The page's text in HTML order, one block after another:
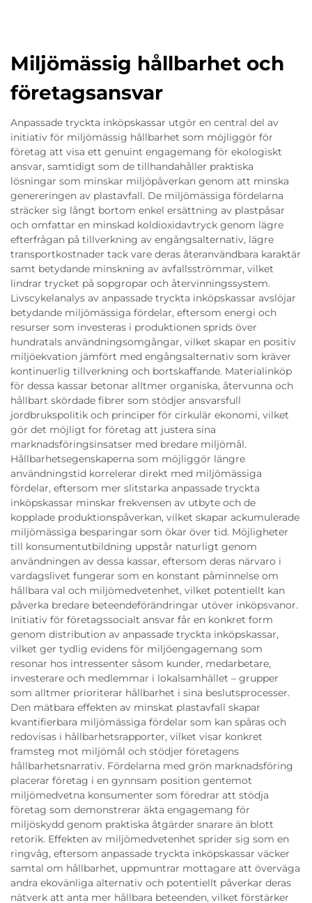
Miljömässig hållbarhet och
företagsansvar
Anpassade tryckta inköpskassar utgör en central del av
initiativ för miljömässig hållbarhet som möjliggör för
företag att visa ett genuint engagemang för ekologiskt
ansvar, samtidigt som de tillhandahåller praktiska
lösningar som minskar miljöpåverkan genom att minska
genereringen av plastavfall. De miljömässiga fördelarna
sträcker sig långt bortom enkel ersättning av plastpåsar
och omfattar en minskad koldioxidavtryck genom lägre
efterfrågan på tillverkning av engångsalternativ, lägre
transportkostnader tack vare deras återanvändbara karaktär
samt betydande minskning av avfallsströmmar, vilket
lindrar trycket på sopgropar och återvinningssystem.
Livscykelanalys av anpassade tryckta inköpskassar avslöjar
betydande miljömässiga fördelar, eftersom energi och
resurser som investeras i produktionen sprids över
hundratals användningsomgångar, vilket skapar en positiv
miljöekvation jämfört med engångsalternativ som kräver
kontinuerlig tillverkning och bortskaffande. Materialinköp
för dessa kassar betonar alltmer organiska, återvunna och
hållbart skördade fibrer som stödjer ansvarsfull
jordbrukspolitik och principer för cirkulär ekonomi, vilket
gör det möjligt for företag att justera sina
marknadsföringsinsatser med bredare miljömål.
Hållbarhetsegenskaperna som möjliggör längre
användningstid korrelerar direkt med miljömässiga
fördelar, eftersom mer slitstarka anpassade tryckta
inköpskassar minskar frekvensen av utbyte och de
kopplade produktionspåverkan, vilket skapar ackumulerade
miljömässiga besparingar som ökar över tid. Möjligheter
till konsumentutbildning uppstår naturligt genom
användningen av dessa kassar, eftersom deras närvaro i
vardagslivet fungerar som en konstant påminnelse om
hållbara val och miljömedvetenhet, vilket potentiellt kan
påverka bredare beteendeförändringar utöver inköpsvanor.
Initiativ för företagssocialt ansvar får en konkret form
genom distribution av anpassade tryckta inköpskassar,
vilket ger tydlig evidens för miljöengagemang som
resonar hos intressenter såsom kunder, medarbetare,
investerare och medlemmar i lokalsamhället – grupper
som alltmer prioriterar hållbarhet i sina beslutsprocesser.
Den mätbara effekten av minskat plastavfall skapar
kvantifierbara miljömässiga fördelar som kan spåras och
redovisas i hållbarhetsrapporter, vilket visar konkret
framsteg mot miljömål och stödjer företagens
hållbarhetsnarrativ. Fördelarna med grön marknadsföring
placerar företag i en gynnsam position gentemot
miljömedvetna konsumenter som föredrar att stödja
företag som demonstrerar äkta engagemang för
miljöskydd genom praktiska åtgärder snarare än blott
retorik. Effekten av miljömedvetenhet sprider sig som en
ringvåg, eftersom anpassade tryckta inköpskassar väcker
samtal om hållbarhet, uppmuntrar mottagare att överväga
andra ekovänliga alternativ och potentiellt påverkar deras
nätverk att anta mer hållbara beteenden, vilket förstärker